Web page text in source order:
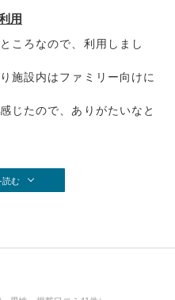
用
ころなので、利用しまし
施設内はファミリー向けに
じたので、ありがたいなと
読む